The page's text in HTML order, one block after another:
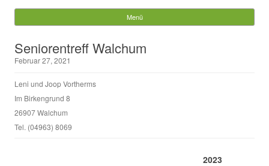
Gemeinde Walchum
nach:
Menü
Seniorentreff Walchum
Februar 27, 2021
Leni und Joop Vortherms
Im Birkengrund 8
26907 Walchum
Tel. (04963) 8069
2023